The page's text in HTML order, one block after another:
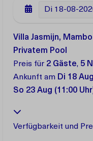
Di 18-08-
Villa Jasmijn,
Privatem Pool
Preis für 2 Gäste, 5
Ankunft am Di 18
So 23 Aug (11:00
Verfügbarkeit und